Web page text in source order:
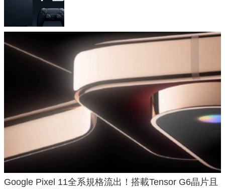
Google Pixel 11全系規格流出！搭載Tensor G6晶片且